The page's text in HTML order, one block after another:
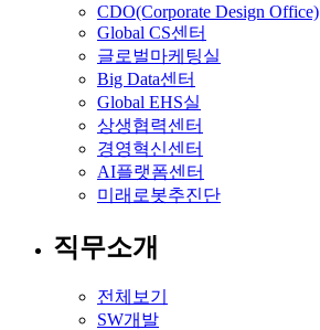
CDO(Corporate Design Office)
Global CS센터
글로벌마케팅실
Big Data센터
Global EHS실
상생협력센터
경영혁신센터
AI플랫폼센터
미래로봇추진단
직무소개
전체보기
SW개발